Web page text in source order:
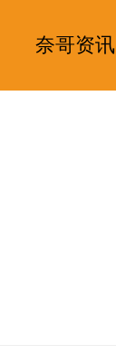
奈哥资讯